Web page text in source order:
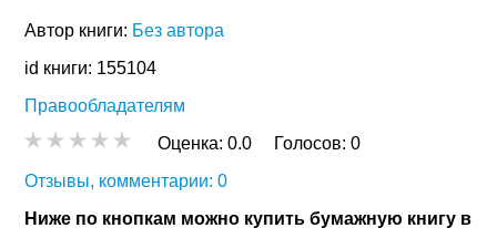
Автор книги: Без автора
id книги: 155104
Правообладателям
Оценка:0.0 Голосов:0
Отзывы, комментарии: 0
Ниже по кнопкам можно купить бумажную книгу в